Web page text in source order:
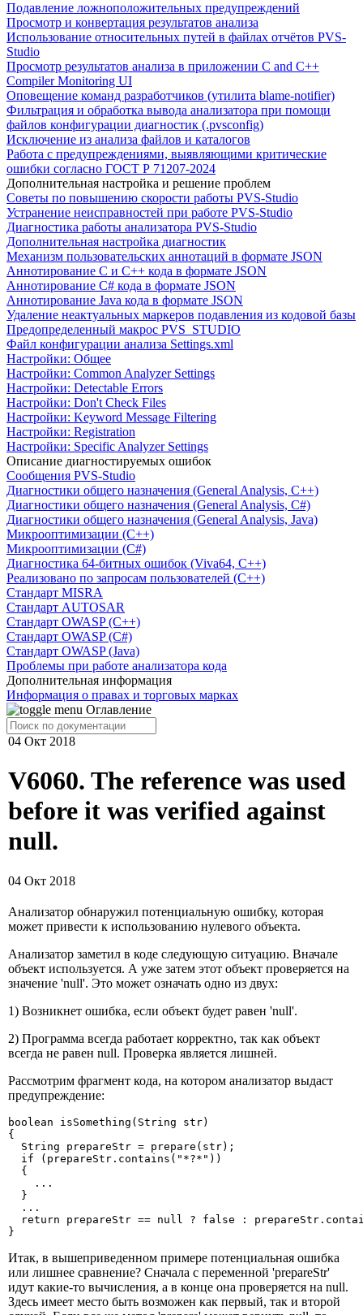
Подавление ложноположительных предупреждений
Просмотр и конвертация результатов анализа
Использование относительных путей в файлах отчётов PVS-
Studio
Просмотр результатов анализа в приложении C and C++
Compiler Monitoring UI
Оповещение команд разработчиков (утилита blame-notifier)
Фильтрация и обработка вывода анализатора при помощи
файлов конфигурации диагностик (.pvsconfig)
Исключение из анализа файлов и каталогов
Работа с предупреждениями, выявляющими критические
ошибки согласно ГОСТ Р 71207-2024
Дополнительная настройка и решение проблем
Советы по повышению скорости работы PVS-Studio
Устранение неисправностей при работе PVS-Studio
Диагностика работы анализатора PVS-Studio
Дополнительная настройка диагностик
Механизм пользовательских аннотаций в формате JSON
Аннотирование C и C++ кода в формате JSON
Аннотирование C# кода в формате JSON
Аннотирование Java кода в формате JSON
Удаление неактуальных маркеров подавления из кодовой базы
Предопределенный макрос PVS_STUDIO
Файл конфигурации анализа Settings.xml
Настройки: Общее
Настройки: Common Analyzer Settings
Настройки: Detectable Errors
Настройки: Don't Check Files
Настройки: Keyword Message Filtering
Настройки: Registration
Настройки: Specific Analyzer Settings
Описание диагностируемых ошибок
Сообщения PVS-Studio
Диагностики общего назначения (General Analysis, C++)
Диагностики общего назначения (General Analysis, C#)
Диагностики общего назначения (General Analysis, Java)
Микрооптимизации (C++)
Микрооптимизации (C#)
Диагностика 64-битных ошибок (Viva64, C++)
Реализовано по запросам пользователей (C++)
Cтандарт MISRA
Стандарт AUTOSAR
Стандарт OWASP (C++)
Стандарт OWASP (C#)
Стандарт OWASP (Java)
Проблемы при работе анализатора кода
Дополнительная информация
Информация о правах и торговых марках
Оглавление
04 Окт 2018
V6060. The reference was used
before it was verified against
null.
04 Окт 2018
Анализатор обнаружил потенциальную ошибку, которая
может привести к использованию нулевого объекта.
Анализатор заметил в коде следующую ситуацию. Вначале
объект используется. А уже затем этот объект проверяется на
значение 'null'. Это может означать одно из двух:
1) Возникнет ошибка, если объект будет равен 'null'.
2) Программа всегда работает корректно, так как объект
всегда не равен null. Проверка является лишней.
Рассмотрим фрагмент кода, на котором анализатор выдаст
предупреждение:
boolean isSomething(String str)
{
  String prepareStr = prepare(str);
  if (prepareStr.contains("*?*"))
  {
    ...
  }
  ...
return prepareStr == null ? false :
}
Итак, в вышеприведенном примере потенциальная ошибка
или лишнее сравнение? Сначала с переменной 'prepareStr'
идут какие-то вычисления, а в конце она проверяется на null.
Здесь имеет место быть возможен как первый, так и второй